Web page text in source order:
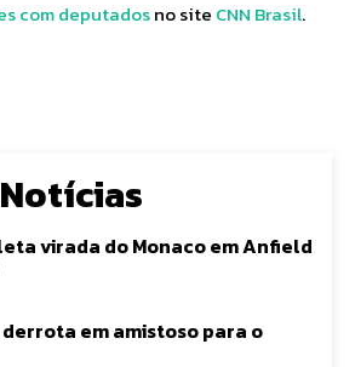
com deputadosno site CNN Brasil.
virada do Monaco em Anfield
em amistoso para o